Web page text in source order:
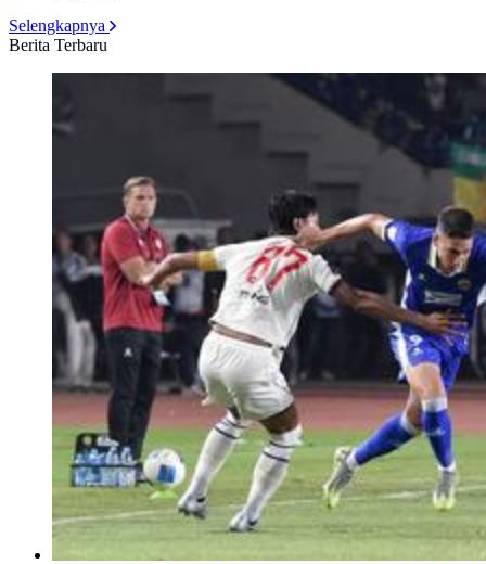
Selengkapnya
Berita Terbaru